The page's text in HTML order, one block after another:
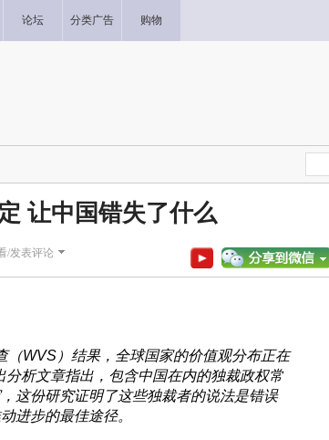
论坛 分类广告 购物
让中国错失了什么
/发表评论
WVS）结果，全球国家的价值观分布正在
析文章指出，包含中国在内的独裁政权常
这份研究证明了这些独裁者的说法是错误
进步的最佳途径。